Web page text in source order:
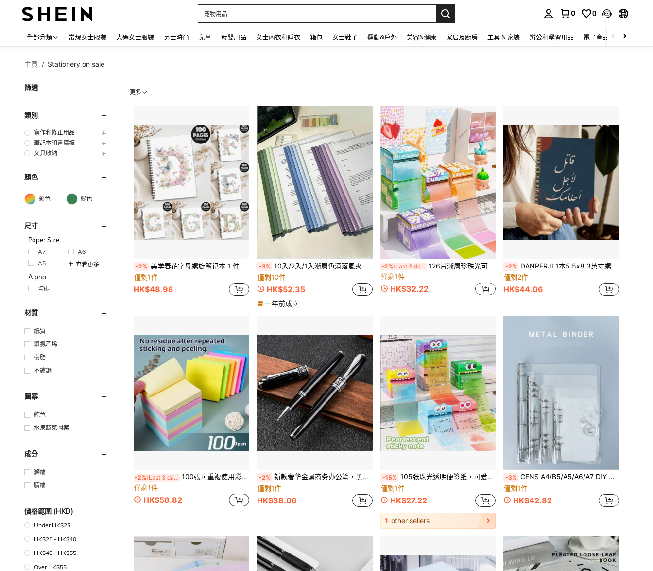
占卜
0 0
全部分類 常規女士服裝 大碼女士服裝 男士時尚 兒童 母嬰用品 女士內衣和睡衣 箱包 女士鞋子 運動&戶外 美容&健康 家居及廚房 工具 & 家裝 辦公和學習用品 電子產品 玩具
主頁 / Stationery on sale
篩選
類別
寫作和修正用品
筆記本和書寫板
文具收納
顏色
彩色 綠色
尺寸
Paper Size
A7
A6
A5
查看更多
Alpha
均碼
材質
紙質
聚氯乙烯
樹脂
不鏽鋼
圖案
純色
水果蔬菜圖案
成分
滌綸
腈綸
價格範圍 (HKD)
Under HK$25
HK$25 - HK$40
HK$40 - HK$55
Over HK$55
更多
-2% 美学春花字母螺旋笔记本 1 件 美学春花字母螺旋笔记本日记本、首字母笔记本、工作计划礼物，送给朋友、同事、女士、男士、姐妹、学校用品、返校的完美礼物
僅剩1件
HK$48.98
-3% 10入/2入/1入漸層色滴落風夾式文件夾，加厚透明學生考卷夾，辦公與學校用品/文具收納/文件夾與文件袋
僅剩10件
HK$52.35
一年前成立
-2% Last 3 days 126片漸層珍珠光可伸縮便利貼，可重複使用彩色標記便箋本，強黏性學校用品
僅剩1件
HK$32.22
-2% DANPERJI 1本5.5x8.3英寸螺旋笔记本，励志排版艺术风格，激励人心，适合大学/办公室使用，复古设计，目标设定计划本，可用于记笔记和创意项目，厚纸，学术美学文具，返校必备
僅剩2件
HK$44.06
-2% Last 3 days 100張可重複使用彩色便利貼，無膠殘留，生日、聖誕節、萬聖節、復活節完美禮物，學校用品
僅剩1件
HK$58.82
-2% 新款奢华金属商务办公笔，黑色金属走珠笔，签名款金属笔，商务礼品，返校季佳品
僅剩1件
HK$38.06
-15% 105张珠光透明便签纸，可爱多彩，带收纳盒，适用于记笔记、办公、学习用品 | 返校季、桌面收纳、礼品创意、圣诞礼物、圣诞袜礼物、派对礼品、复活节礼物、办公用品、开斋节礼物
僅剩1件
HK$27.22
1 other sellers
-3% CENS A4/B5/A5/A6/A7 DIY 基礎款 PVC 活頁夾封面，附夾扣按鈕，可填充收納用品，預算金錢管理收納夾，適合辦公室、居家與學校的儲存與整理
僅剩1件
HK$42.82